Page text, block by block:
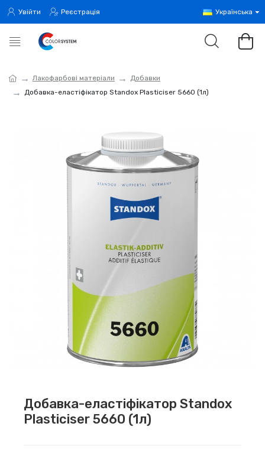
Увійти Реєстрація Українська
Лакофарбові матеріали
Добавки
Добавка-еластіфікатор Standox Plasticiser 5660 (1л)
Добавка-еластіфікатор Standox
Plasticiser 5660 (1л)